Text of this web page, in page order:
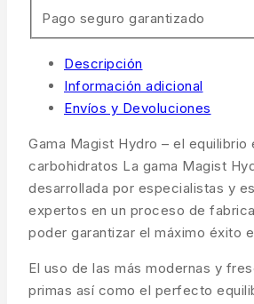
Pago seguro garantizado
Descripción
Información adicional
Envíos y Devoluciones
Gama Magist Hydro – el equilibrio
carbohidratos La gama Magist
desarrollada por especialistas y
expertos en un proceso de
poder garantizar el máximo éxito
El uso de las más modernas y
primas así como el perfecto